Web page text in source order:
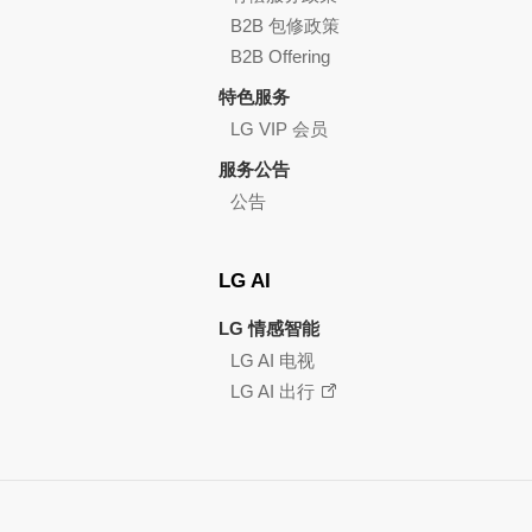
B2B 包修政策
B2B Offering
特色服务
LG VIP 会员
服务公告
公告
LG AI
LG 情感智能
LG AI 电视
LG AI 出行